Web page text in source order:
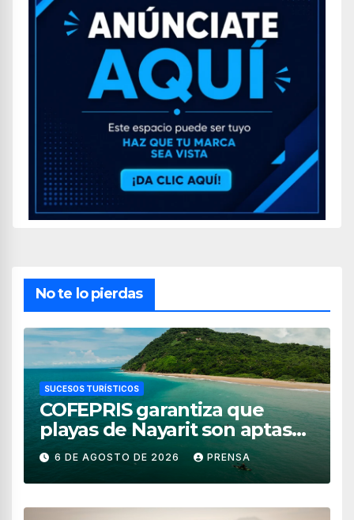
No te lo pierdas
SUCESOS TURÍSTICOS
COFEPRIS garantiza que
playas de Nayarit son aptas
para uso recreativo
6 DE AGOSTO DE 2026 PRENSA